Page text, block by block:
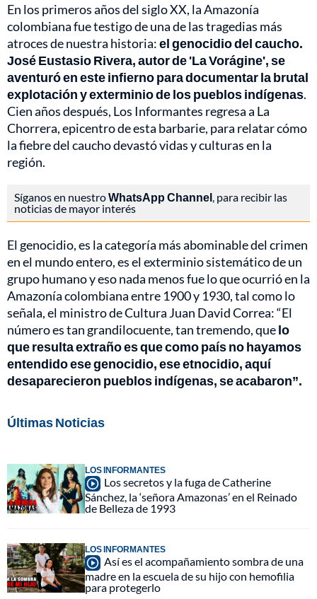
En los primeros años del siglo XX, la Amazonía
colombiana fue testigo de una de las tragedias más
atroces de nuestra historia:el genocidio del caucho.
José Eustasio Rivera, autor de 'La Vorágine', se
aventuró en este infierno para documentar la brutal
explotación y exterminio de los pueblos indígenas.
Cien años después, Los Informantes regresa a La
Chorrera, epicentro de esta barbarie, para relatar cómo
la fiebre del caucho devastó vidas y culturas en la
región.
Síganos en nuestroWhatsApp Channel, para recibir las
noticias de mayor interés
El genocidio, es la categoría más abominable del crimen
en el mundo entero, es el exterminio sistemático de un
grupo humano y eso nada menos fue lo que ocurrió en la
Amazonía colombiana entre 1900 y 1930, tal como lo
señala, el ministro de Cultura Juan David Correa: “El
número es tan grandilocuente, tan tremendo, quelo
que resulta extraño es que como país no hayamos
entendido ese genocidio, ese etnocidio, aquí
desaparecieron pueblos indígenas, se acabaron”.
Últimas Noticias
LOS INFORMANTES
Los secretos y la fuga de Catherine
Sánchez, la ‘señora Amazonas’ en el Reinado
de Belleza de 1993
LOS INFORMANTES
Así es el acompañamiento sombra de una
madre en la escuela de su hijo con hemofilia
para protegerlo